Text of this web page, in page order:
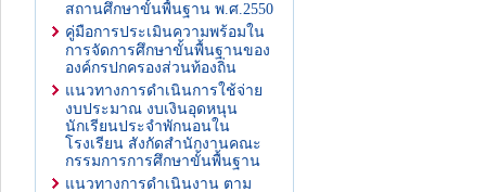
สถานศึกษาขั้นพื้นฐาน พ.ศ.2550
คู่มือการประเมินความพร้อมใน
การจัดการศึกษาขั้นพื้นฐานของ
องค์กรปกครองส่วนท้องถิ่น
แนวทางการดำเนินการใช้จ่าย
งบประมาณ งบเงินอุดหนุน
นักเรียนประจำพักนอนใน
โรงเรียน สังกัดสำนักงานคณะ
กรรมการการศึกษาขั้นพื้นฐาน
แนวทางการดำเนินงาน ตาม